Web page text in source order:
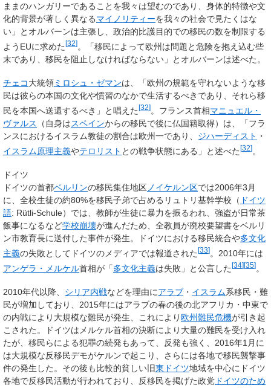
ままのハンガリーであることを我々は望むのであり、身体的特徴や文
化的背景が著しく異なるマイノリティーを我々の社会で見たくはな
い」とオルバーンは主張し、政治的比護目的での移民の数を制限する
ようEUに求めた[32]。「移民によって欧州は問題と危険を抱え込む些
末であり、移民を阻止しなければならない」とオルバーンは述べた。
チェコ大統領ミロシュ・ゼマンは、「欧州の規範を守れないような移
民は彼らの本国の文化や慣習のなかで生活するべきであり、それら移
民を本国へ送還するべき」と唱えた [32] 。フランス首相マニュエル・
ヴァルス
（自身はスペインからの移民で後に仏国籍取得）は、「フラ
ンスにおけるイスラム教徒の割合は欧州一であり、 ジハーディスト ・
イスラム原理主義やテロリスト との戦争状態にある」と述べた[32]。
ドイツ
ドイツの首都ベルリンの移民集住地区 ノイケルン区では2006年3月
に、全校生徒の約80%を移民子弟で占めるリュトリ基幹学校（ ドイツ
語: Rütli-Schule）では、教師が生徒に暴力を振るわれ、強盗が日常茶
飯事になるなど学校崩壊が進んだため、全教員が廃校要望書をベルリ
ン市教育長に送付した事件が発生。ドイツにおける移民統合や多文化
主義の失敗としてドイツのメディアでは報道された [33] 。2010年には
アンゲラ・メルケル首相が「多文化主義は失敗」と公言した[34][35]。
2010年代以降、 シリア内戦などを理由にアラブ ・ イスラム系移民・難
民が増加しており、2015年にはアラブの春の後の北アフリカ・中東で
の内戦により大規模な難民が発生、これにより欧州難民危機が引き起
こされた。ドイツはメルケル首相の決断により大量の難民を受け入れ
たが、移民らによる犯罪の続発もあって、反発も強く、2016年1月に
は大規模な反移民デモがケルンで起こり、さらには各地で移民襲撃事
件の発生した。その後も比較的貧しい旧東ドイツ地域を中心にドイツ
各地で反移民活動が行われており、反移民を掲げた政党 ドイツのため